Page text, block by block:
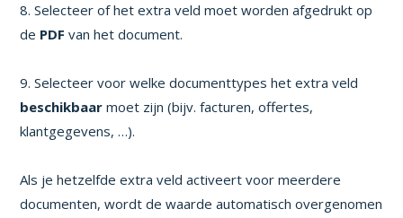
8. Selecteer of het extra veld moet worden afgedrukt op
de PDFvan het document.
9. Selecteer voor welke documenttypes het extra veld
beschikbaarmoet zijn (bijv. facturen, offertes,
klantgegevens, …).
Als je hetzelfde extra veld activeert voor meerdere
documenten, wordt de waarde automatisch overgenomen